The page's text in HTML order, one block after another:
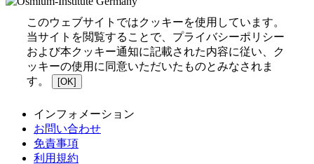
このウェブサイトではクッキーを使用しています。
当サイトを閲覧することで、プライバシーポリシー
および本クッキー通知に記載された内容に従い、ク
ッキーの使用に同意いただいたものとみなされま
す。
[OK]
インフォメーション
お問い合わせ
免責事項
利用規約